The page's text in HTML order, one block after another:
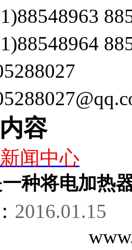
容
新闻中心
种将电加热
2016.01.15